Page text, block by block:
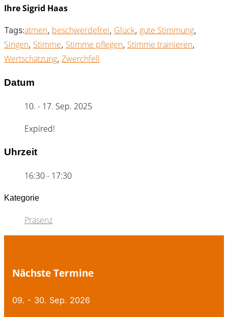
Ihre Sigrid Haas
Tags:atmen, beschwerdefrei, Glück, gute Stimmung,
Singen, Stimme, Stimme pflegen, Stimme trainieren,
Wertschätzung, Zwerchfell
Datum
10. - 17. Sep. 2025
Expired!
Uhrzeit
16:30 - 17:30
Kategorie
Präsenz
Nächste Termine
09. - 30. Sep. 2026